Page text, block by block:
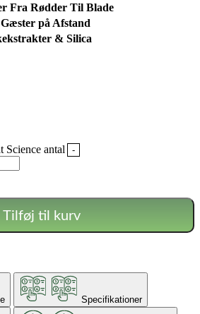
Fra Rødder Til Blade
på Afstand
& Silica
antal -
Tilføj til kurv
Specifikationer